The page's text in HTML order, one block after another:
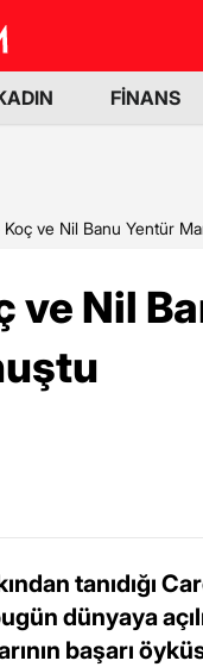
FİNANS
ve Nil Banu Yentür
ve Nil
tanıdığı
dünyaya
başarı